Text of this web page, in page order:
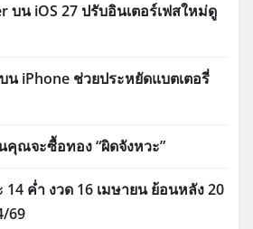
บน iOS 27 ปรับอินเตอร์เฟสใหม่ดู
น iPhone ช่วยประหยัดแบตเตอรี่
ณจะซื้อทอง “ผิดจังหวะ”
ค่ำ งวด 16 เมษายน ย้อนหลัง 20
69